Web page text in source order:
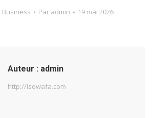
Business Par admin 19 mai 2026
Auteur : admin
http://isowafa.com